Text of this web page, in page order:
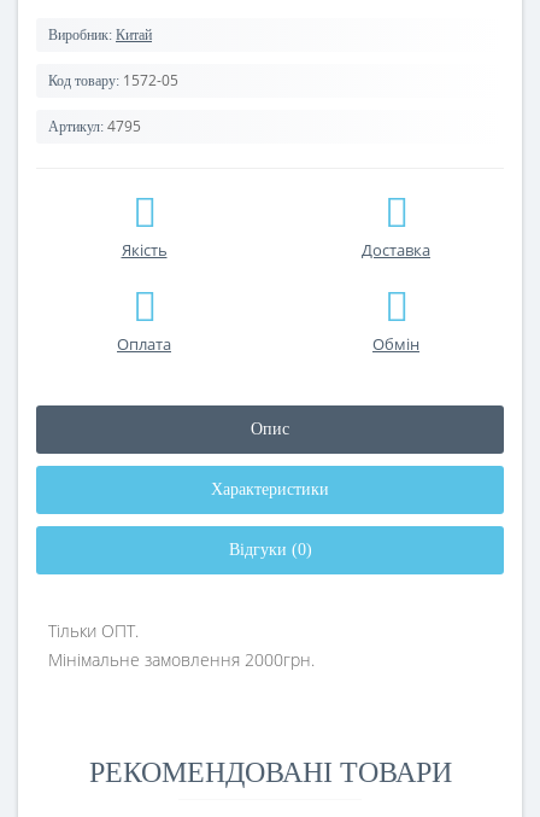
Виробник: Китай
Код товару: 1572-05
Артикул: 4795
Якість Доставка
Оплата Обмін
Опис
Характеристики
Відгуки (0)
Тільки ОПТ.
Мінімальне замовлення 2000грн.
РЕКОМЕНДОВАНІ ТОВАРИ